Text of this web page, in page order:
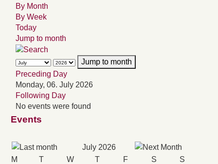
By Month
By Week
Today
Jump to month
Jump to month
Preceding Day
Monday, 06. July 2026
Following Day
No events were found
Events
July 2026
M T W T F S S